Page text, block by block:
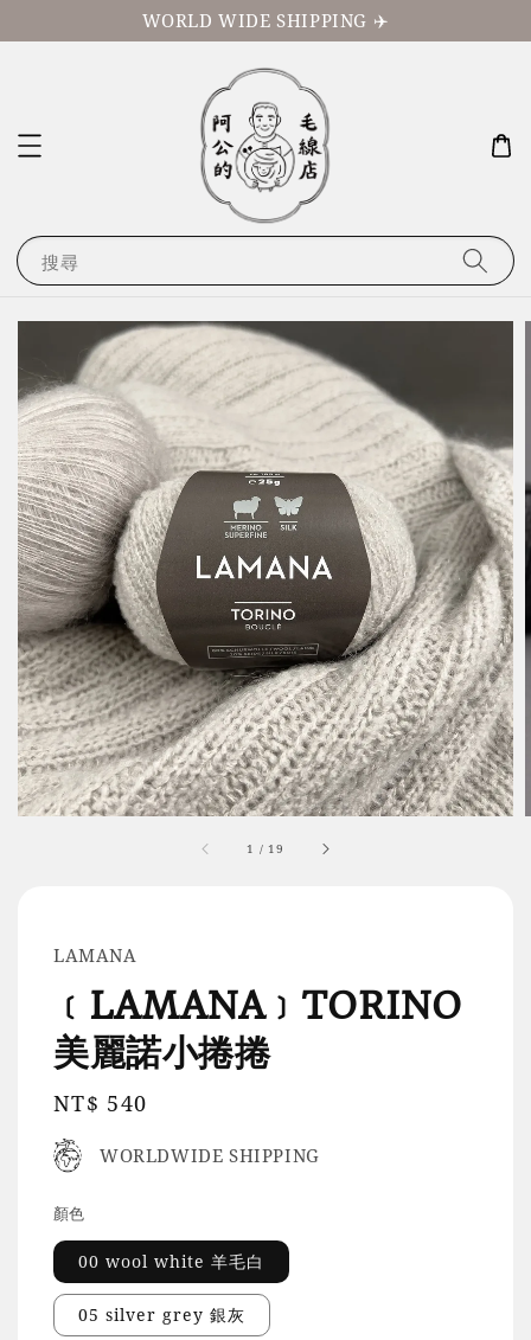
WORLD WIDE SHIPPING ✈️
搜尋
1 /19
LAMANA
﹝LAMANA﹞TORINO
美麗諾小捲捲
Regular
price
NT$ 540
WORLDWIDE SHIPPING
顏色
00 wool white 羊毛白
05 silver grey 銀灰